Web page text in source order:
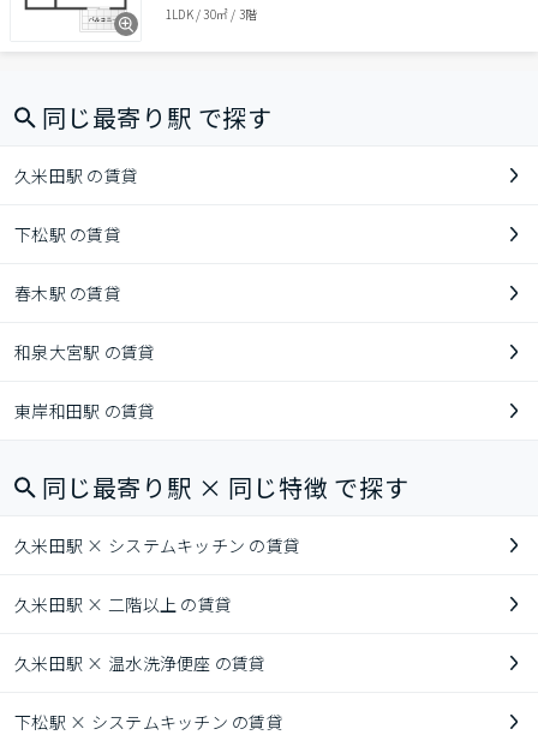
1LDK/30㎡ / 3階
同じ最寄り駅 で探す
久米田駅 の賃貸
下松駅 の賃貸
春木駅 の賃貸
和泉大宮駅 の賃貸
東岸和田駅 の賃貸
同じ最寄り駅 × 同じ特徴 で探す
久米田駅 × システムキッチン の賃貸
久米田駅 × 二階以上 の賃貸
久米田駅 × 温水洗浄便座 の賃貸
下松駅 × システムキッチン の賃貸